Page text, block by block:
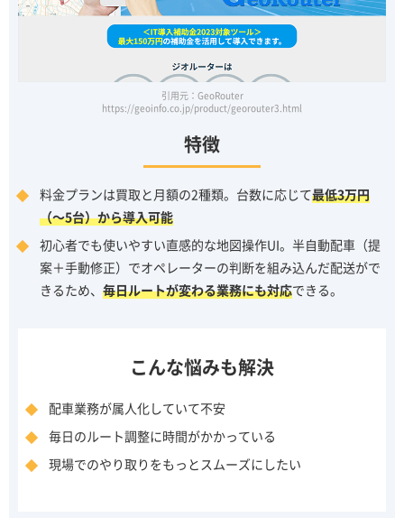
引用元：GeoRouter
https://geoinfo.co.jp/product/georouter3.html
特徴
料金プランは買取と月額の2種類。台数に応じて最低3万円
（～5台）から導入可能
初心者でも使いやすい直感的な地図操作UI。半自動配車（提
案＋手動修正）でオペレーターの判断を組み込んだ配送がで
きるため、 毎日ルートが変わる業務にも対応できる。
こんな悩みも解決
配車業務が属人化していて不安
毎日のルート調整に時間がかかっている
現場でのやり取りをもっとスムーズにしたい